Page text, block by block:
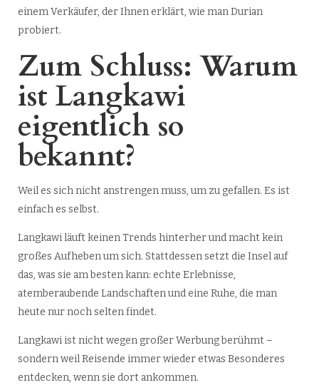
einem Verkäufer, der Ihnen erklärt, wie man Durian
probiert.
Zum Schluss: Warum
ist Langkawi
eigentlich so
bekannt?
Weil es sich nicht anstrengen muss, um zu gefallen. Es ist
einfach es selbst.
Langkawi läuft keinen Trends hinterher und macht kein
großes Aufheben um sich. Stattdessen setzt die Insel auf
das, was sie am besten kann: echte Erlebnisse,
atemberaubende Landschaften und eine Ruhe, die man
heute nur noch selten findet.
Langkawi ist nicht wegen großer Werbung berühmt –
sondern weil Reisende immer wieder etwas Besonderes
entdecken, wenn sie dort ankommen.